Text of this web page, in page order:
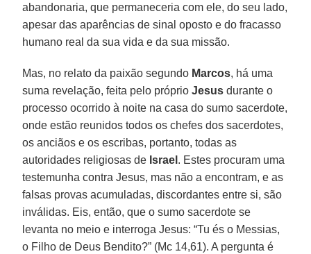
abandonaria, que permaneceria com ele, do seu lado,
apesar das aparências de sinal oposto e do fracasso
humano real da sua vida e da sua missão.
Mas, no relato da paixão segundo Marcos, há uma
suma revelação, feita pelo próprioJesus durante o
processo ocorrido à noite na casa do sumo sacerdote,
onde estão reunidos todos os chefes dos sacerdotes,
os anciãos e os escribas, portanto, todas as
autoridades religiosas de Israel . Estes procuram uma
testemunha contra Jesus, mas não a encontram, e as
falsas provas acumuladas, discordantes entre si, são
inválidas. Eis, então, que o sumo sacerdote se
levanta no meio e interroga Jesus: “Tu és o Messias,
o Filho de Deus Bendito?” (Mc 14,61). A pergunta é